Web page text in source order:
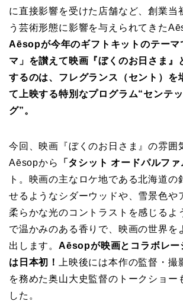
に直接影響を受けた店舗など、創業当
う芸術形態に影響を与えられてきた
Aēsopが今年のギフトキットのテーマ
マ」を讃えて映画『ぼくのお日さま』
するのは、フレグランス（セント）を
て上映する特別なプログラム“センテ
グ”。
今回、映画『ぼくのお日さま』の雰囲
Aēsopから
「タシット オードパルファ
ト。映画の主なロケ地である北海道の
せるようなシダーウッドや、雪景色や
柔らかな光のコントラストを感じるよ
で温かみのある香りで、映画の世界を
出します。 Aēsopが映画とコラボレー
は日本初！
上映後には本作の監督・撮
を務めた奥山大史監督のトークショー
した。